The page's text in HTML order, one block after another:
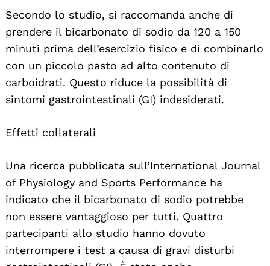
Secondo lo studio, si raccomanda anche di
prendere il bicarbonato di sodio da 120 a 150
minuti prima dell’esercizio fisico e di combinarlo
con un piccolo pasto ad alto contenuto di
carboidrati. Questo riduce la possibilità di
sintomi gastrointestinali (GI) indesiderati.
Effetti collaterali
Una ricerca pubblicata sull’International Journal
of Physiology and Sports Performance ha
indicato che il bicarbonato di sodio potrebbe
non essere vantaggioso per tutti. Quattro
partecipanti allo studio hanno dovuto
interrompere i test a causa di gravi disturbi